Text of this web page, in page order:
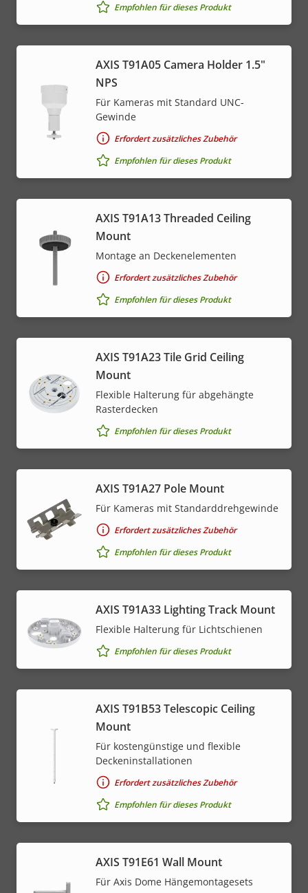
Empfohlen für dieses Produkt
AXIS T91A05 Camera Holder 1.5"
NPS
Für Kameras mit Standard UNC-
Gewinde
Erfordert zusätzliches Zubehör
Empfohlen für dieses Produkt
AXIS T91A13 Threaded Ceiling
Mount
Montage an Deckenelementen
Erfordert zusätzliches Zubehör
Empfohlen für dieses Produkt
AXIS T91A23 Tile Grid Ceiling
Mount
Flexible Halterung für abgehängte
Rasterdecken
Empfohlen für dieses Produkt
AXIS T91A27 Pole Mount
Für Kameras mit Standarddrehgewinde
Erfordert zusätzliches Zubehör
Empfohlen für dieses Produkt
AXIS T91A33 Lighting Track Mount
Flexible Halterung für Lichtschienen
Empfohlen für dieses Produkt
AXIS T91B53 Telescopic Ceiling
Mount
Für kostengünstige und flexible
Deckeninstallationen
Erfordert zusätzliches Zubehör
Empfohlen für dieses Produkt
AXIS T91E61 Wall Mount
Für Axis Dome Hängemontagesets